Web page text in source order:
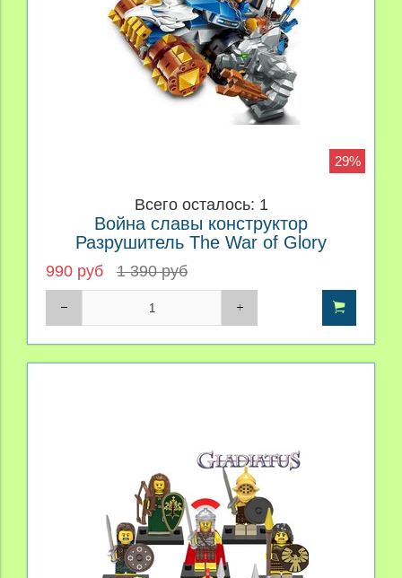
29%
Всего осталось: 1
Война славы конструктор
Разрушитель The War of Glory
990 руб 1 390 руб